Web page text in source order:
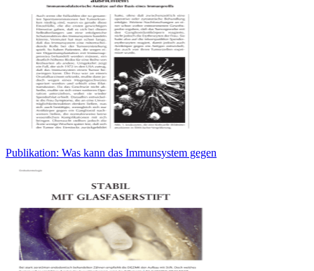
Publikation: Was kann das Immunsystem gegen